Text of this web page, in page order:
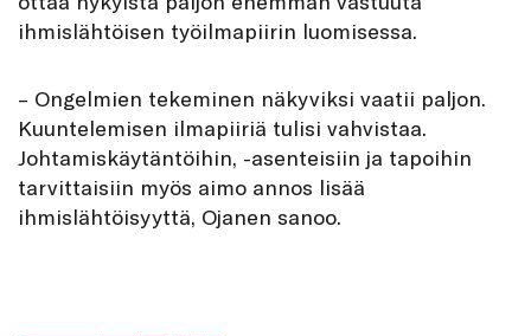
ihmislähtöisen työilmapiirin luomisessa.
– Ongelmien tekeminen näkyviksi vaatii paljon.
Kuuntelemisen ilmapiiriä tulisi vahvistaa.
Johtamiskäytäntöihin, -asenteisiin ja tapoihin
tarvittaisiin myös aimo annos lisää
ihmislähtöisyyttä, Ojanen sanoo.